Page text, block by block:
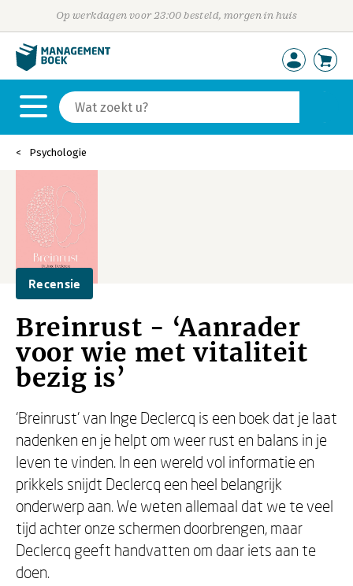
Op werkdagen voor 23:00 besteld, morgen in huis
Psychologie
Recensie
Breinrust - ‘Aanrader
voor wie met vitaliteit
bezig is’
‘Breinrust’ van Inge Declercq is een boek dat je laat
nadenken en je helpt om weer rust en balans in je
leven te vinden. In een wereld vol informatie en
prikkels snijdt Declercq een heel belangrijk
onderwerp aan. We weten allemaal dat we te veel
tijd achter onze schermen doorbrengen, maar
Declercq geeft handvatten om daar iets aan te
doen.